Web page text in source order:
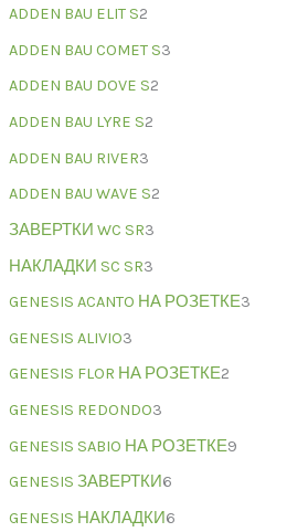
ADDEN BAU ELIT S2
ADDEN BAU COMET S3
ADDEN BAU DOVE S2
ADDEN BAU LYRE S2
ADDEN BAU RIVER3
ADDEN BAU WAVE S2
ЗАВЕРТКИ WC SR3
НАКЛАДКИ SC SR3
GENESIS ACANTO НА РОЗЕТКЕ3
GENESIS ALIVIO3
GENESIS FLOR НА РОЗЕТКЕ2
GENESIS REDONDO3
GENESIS SABIO НА РОЗЕТКЕ9
GENESIS ЗАВЕРТКИ6
GENESIS НАКЛАДКИ6